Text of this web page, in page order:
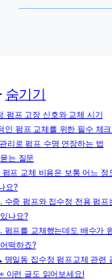
숨기기
펌프 고장 신호와 교체 시기
인 펌프 교체를 위한 필수 체
리로 펌프 수명 연장하는 법
는 질문
펌프 교체 비용은 보통 어느 정
요?
수중 펌프와 집수정 전용 펌프
나요?
펌프를 교체했는데도 배수가
떡하죠?
명일동 집수정 펌프교체 관련
이런 글도 읽어보세요!